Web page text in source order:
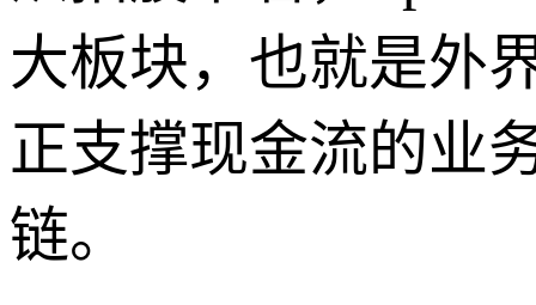
大板块，也就是外
正支撑现金流的业
链。